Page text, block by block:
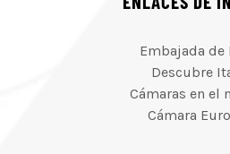
Embajada de
Descubre
Cámaras en el
Cámara